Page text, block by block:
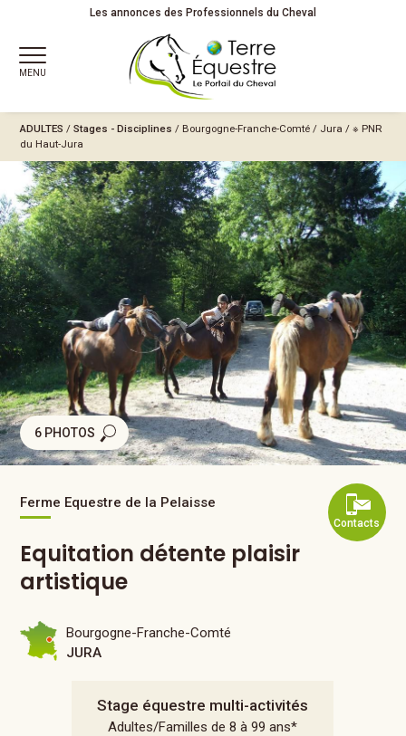
Les annonces des Professionnels du Cheval
MENU
ADULTES /Stages - Disciplines / Bourgogne-Franche-Comté / Jura /※ PNR
du Haut-Jura
6 PHOTOS
Contacts
Ferme Equestre de la Pelaisse
Equitation détente plaisir
artistique
Stage équestre multi-activités
Adultes/Familles de 8 à 99 ans*
Bourgogne-Franche-Comté
JURA